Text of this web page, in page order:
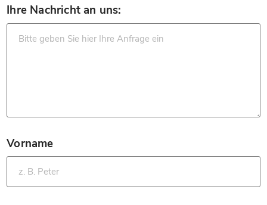
Ihre Nachricht an uns:
Vorname
*